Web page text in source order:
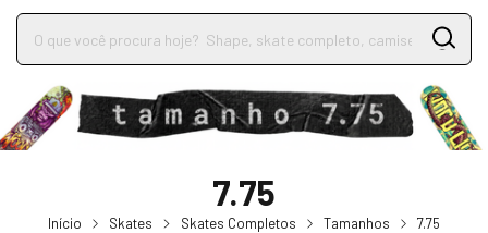
7.75
Início Skates Skates Completos Tamanhos 7.75